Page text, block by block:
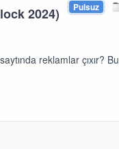
Pulsuz
2024)
reklamlar çıxır? Bu